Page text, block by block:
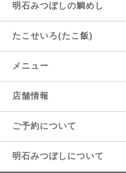
明石みつぼしの鯛めし
たこせいろ(たこ飯)
メニュー
店舗情報
ご予約について
明石みつぼしについて